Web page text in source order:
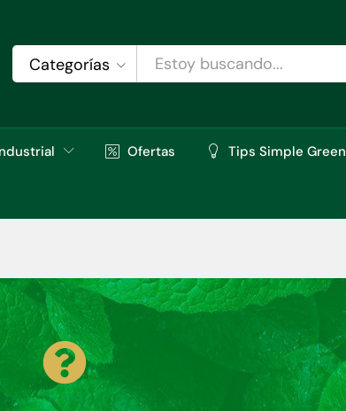
Categorías
Ofertas Tips Simple Green